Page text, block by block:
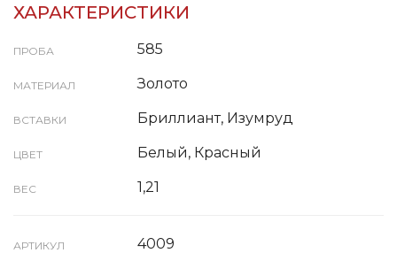
ХАРАКТЕРИСТИКИ
ПРОБА 585
МАТЕРИАЛ Золото
ВСТАВКИ Бриллиант, Изумруд
ЦВЕТ Белый, Красный
ВЕС 1,21
АРТИКУЛ 4009